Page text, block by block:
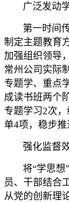
广泛发动
第一时间
制定主题教育
加强组织领导
常州公司实际
专题学、重点
成读书班两个
专题学习2次
单4项，稳步推
强化监督
将“学思
员、干部结合
从党的创新理